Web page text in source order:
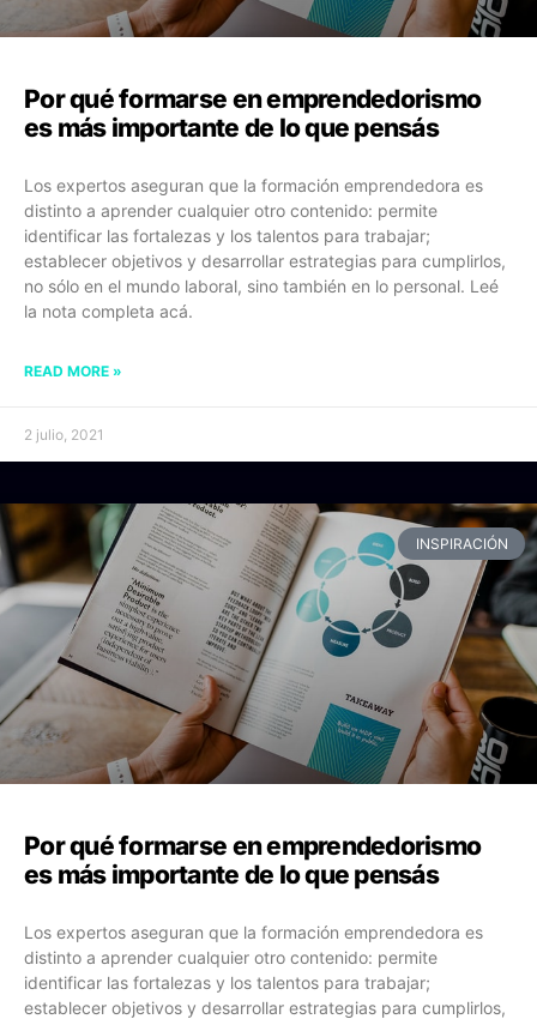
Por qué formarse en emprendedorismo
es más importante de lo que pensás
Los expertos aseguran que la formación emprendedora es
distinto a aprender cualquier otro contenido: permite
identificar las fortalezas y los talentos para trabajar;
establecer objetivos y desarrollar estrategias para cumplirlos,
no sólo en el mundo laboral, sino también en lo personal. Leé
la nota completa acá.
READ MORE »
2 julio, 2021
INSPIRACIÓN
Por qué formarse en emprendedorismo
es más importante de lo que pensás
Los expertos aseguran que la formación emprendedora es
distinto a aprender cualquier otro contenido: permite
identificar las fortalezas y los talentos para trabajar;
establecer objetivos y desarrollar estrategias para cumplirlos,